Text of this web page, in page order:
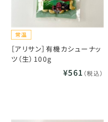
［アリサン］有機カシューナッ
ツ（生）100g
¥561 （税込）